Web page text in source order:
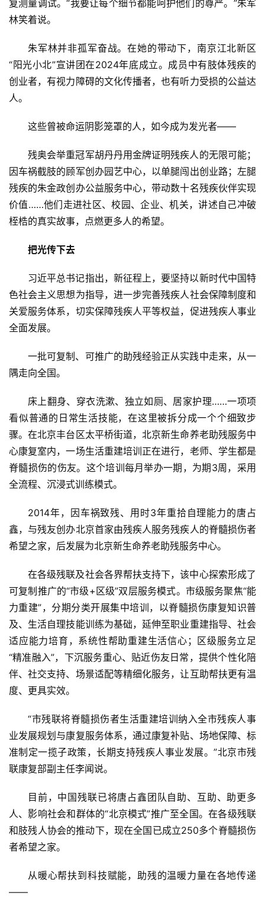
复测量调试。“我要让每个细节都能呵护他们的尊严。”朱军
林笑着说。
朱军林并非孤军奋战。在她的带动下，南京江北新区
“阳光小北”宣讲团在2024年底成立。成员中有肢体残疾的
创业者，有视力障碍的文化传播者，也有听力受损的公益达
人。
这些曾被命运阴影笼罩的人，如今成为发光者——
残奥会举重冠军胡丹丹用金牌证明残疾人的无限可能；
因车祸截肢的顾军创办园艺中心，以单腿闯出创业路；左腿
残疾的朱金政创办公益服务中心，带动数十名残疾伙伴实现
价值……他们走进社区、校园、企业、机关，讲述自己冲破
桎梏的真实故事，点燃更多人的希望。
把光传下去
习近平总书记指出，新征程上，要坚持以新时代中国特
色社会主义思想为指导，进一步完善残疾人社会保障制度和
关爱服务体系，切实保障残疾人平等权益，促进残疾人事业
全面发展。
一批可复制、可推广的助残经验正从实践中走来，从一
隅走向全国。
床上翻身、穿衣洗漱、独立如厕、居家护理……一项项
看似普通的日常生活技能，在这里被拆分成一个个细致步
骤。在北京丰台区太平桥街道，北京新生命养老助残服务中
心康复室内，一场生活重建培训正在进行，老师、学生都是
脊髓损伤的伤友。这个培训每月举办一期，为期3周，采用
全流程、沉浸式训练模式。
2014年，因车祸致残、用时3年重拾自理能力的唐占
鑫，与残友创办北京首家由残疾人服务残疾人的脊髓损伤者
希望之家，后发展为北京新生命养老助残服务中心。
在各级残联及社会各界帮扶支持下，该中心探索形成了
可复制推广的“市级+区级”双层服务模式。市级服务聚焦“能
力重建”，分期分类开展集中培训，以脊髓损伤康复知识普
及、生活自理技能训练为基础，延伸至职业重建指导、社会
适应能力培育，系统性帮助重建生活信心；区级服务立足
“精准融入”，下沉服务重心、贴近伤友日常，提供个性化陪
伴、社交支持、场景适配等精细化服务，让互助帮扶更有温
度、更具实效。
“市残联将脊髓损伤者生活重建培训纳入全市残疾人事
业发展规划与康复服务体系，通过康复补贴、场地保障、标
准制定一揽子政策，长期支持残疾人事业发展。”北京市残
联康复部副主任李闻说。
目前，中国残联已将唐占鑫团队自助、互助、助更多
人、影响社会和群体的“北京模式”推广至全国。在各级残联
和肢残人协会的推动下，现在全国已成立250多个脊髓损伤
者希望之家。
从暖心帮扶到科技赋能，助残的温暖力量在各地传递
——